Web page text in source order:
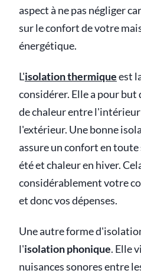
aspect à ne pas négliger
sur le confort de votre
énergétique.
L'isolation thermiqueest
considérer. Elle a pour but
de chaleur entre
l'extérieur. Une bonne
assure un confort en toute
été et chaleur en hiver.
considérablement votre
et donc vos dépenses.
Une autre forme
l'isolation phonique. Elle
nuisances sonores entre